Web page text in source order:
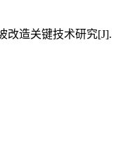
改造关键技术研究[J].